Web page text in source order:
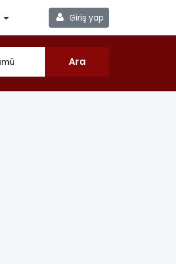
Giriş yap